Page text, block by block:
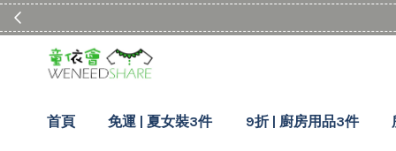
首頁 免運 | 夏女裝3件 9折 | 廚房用品3件